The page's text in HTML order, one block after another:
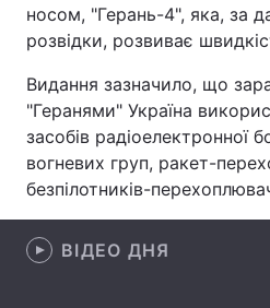
Цікавинки
Лонгріди
Відео з Youtube
Інтерв'ю
носом, "Герань-4", яка, за
розвідки, розвиває
Видання зазначило, що
"Геранями" Україна
засобів радіоелектронної
вогневих груп, ракет-
безпілотників-
ВІДЕО ДНЯ